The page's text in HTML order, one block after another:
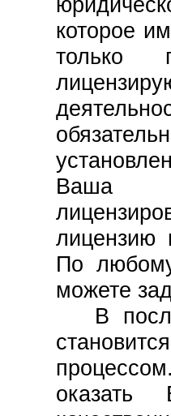
которое
только
Ваша
лицензию
По
можете
В